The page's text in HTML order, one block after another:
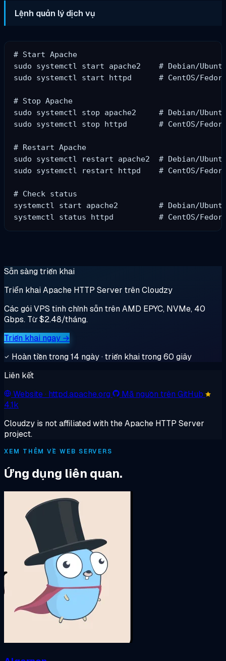
Lệnh quản lý dịch vụ
# Start Apache
sudo systemctl start apache2    # Debian/
sudo systemctl start httpd      # CentOS/
# Stop Apache
sudo systemctl stop apache2     # Debian/
sudo systemctl stop httpd       # CentOS/
# Restart Apache
sudo systemctl restart apache2  # Debian/
sudo systemctl restart httpd    # CentOS/
# Check status
systemctl start apache2         # Debian/
Sẵn sàng triển khai
Triển khai Apache HTTP Server trên Cloudzy
Các gói VPS tinh chỉnh sẵn trên AMD EPYC, NVMe, 40
Gbps. Từ $2.48/tháng.
Triển khai ngay →
Hoàn tiền trong 14 ngày · triển khai trong 60 giây
Liên kết
Website· httpd.apache.org
Mã nguồn trên GitHub
4.1k
Cloudzy is not affiliated with the Apache HTTP Server
project.
XEM THÊM VỀ WEB SERVERS
Ứng dụng liên quan.